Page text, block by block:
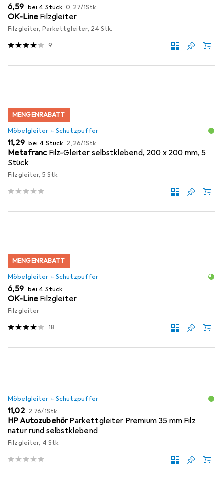
EUR
6,59 bei 4 Stück EUR
0,27/1Stk.
OK-Line Filzgleiter
Filzgleiter, Parkettgleiter, 24 Stk.
9
MENGENRABATT
Möbelgleiter + Schutzpuffer
EUR
11,29 bei 4 Stück EUR
2,26/1Stk.
Metafranc Filz-Gleiter selbstklebend, 200 x 200 mm, 5
Stück
Filzgleiter, 5 Stk.
MENGENRABATT
Möbelgleiter + Schutzpuffer
EUR
6,59 bei 4 Stück
OK-Line Filzgleiter
Filzgleiter
18
Möbelgleiter + Schutzpuffer
EUR
11,02 EUR
2,76/1Stk.
HP AutozubehörParkettgleiter Premium 35 mm Filz
natur rund selbstklebend
Filzgleiter, 4 Stk.